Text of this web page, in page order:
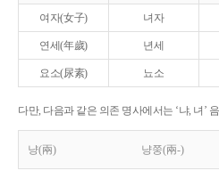
여자(女子) 녀자
연세(年歲) 년세
요소(尿素) 뇨소
다만, 다음과 같은 의존 명사에서는 ‘냐, 녀’
냥(兩) 냥쭝(兩-)